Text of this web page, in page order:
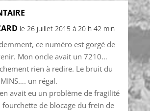
le 26 juillet 2015 à 20 h 42 min
ce numéro est gorgé de
Mon oncle avait un 7210…
rien à redire. Le bruit du
un régal.
avait eu un problème de fragilité
fourchette de blocage du frein de